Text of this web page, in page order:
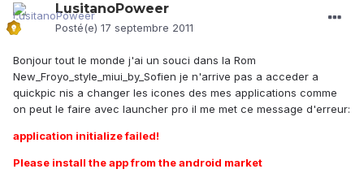
LusitanoPoweer
Posté(e) 17 septembre 2011
Bonjour tout le monde j'ai un souci dans la Rom
New_Froyo_style_miui_by_Sofien je n'arrive pas a acceder a
quickpic nis a changer les icones des mes applications comme
on peut le faire avec launcher pro il me met ce message d'erreur:
application initialize failed!
Please install the app from the android market